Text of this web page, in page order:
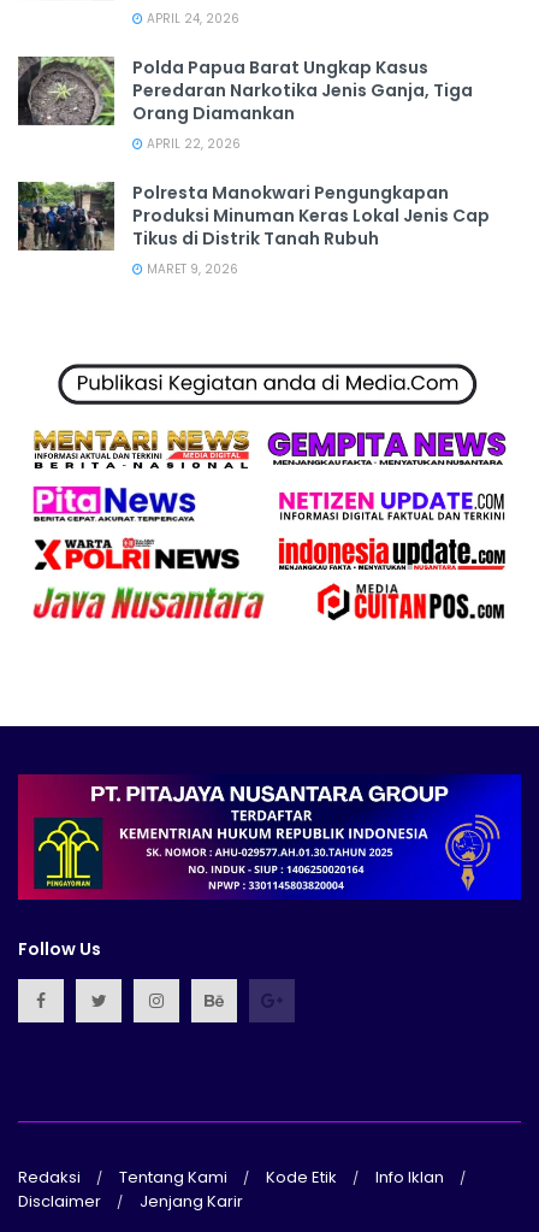
APRIL 24, 2026
Polda Papua Barat Ungkap Kasus
Peredaran Narkotika Jenis Ganja, Tiga
Orang Diamankan
APRIL 22, 2026
Polresta Manokwari Pengungkapan
Produksi Minuman Keras Lokal Jenis Cap
Tikus di Distrik Tanah Rubuh
MARET 9, 2026
Follow Us
Redaksi Tentang Kami Kode Etik
Info Iklan
Disclaimer
Jenjang Karir